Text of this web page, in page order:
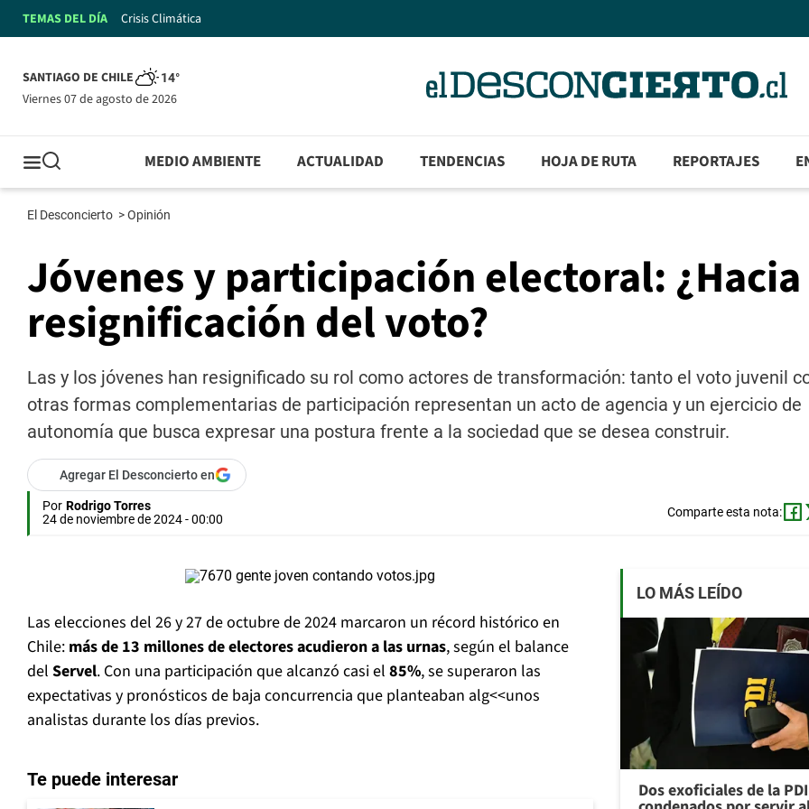
TEMAS DEL DÍA Crisis Climática
SANTIAGO DE CHILE 14°
viernes 07 de agosto de 2026
MEDIO AMBIENTE ACTUALIDAD TENDENCIAS HOJA DE RUTA REPORTAJES
El Desconcierto >Opinión
Jóvenes y participación electoral:
resignificación del voto?
Las y los jóvenes han resignificado su rol como actores de transformación: tanto el voto juvenil
otras formas complementarias de participación representan un acto de agencia y un ejercicio de
autonomía que busca expresar una postura frente a la sociedad que se desea construir.
Agregar El Desconcierto en
Por Rodrigo Torres
24 de noviembre de 2024 - 00:00
Comparte esta nota:
Las elecciones del 26 y 27 de octubre de 2024 marcaron un récord histórico en
Chile: más de 13 millones de electores acudieron a las urnas, según el balance
del Servel. Con una participación que alcanzó casi el 85%, se superaron las
expectativas y pronósticos de baja concurrencia que planteaban alg<<unos
analistas durante los días previos.
Te puede interesar
LO MÁS LEÍDO
Dos exoficiales de la PDI